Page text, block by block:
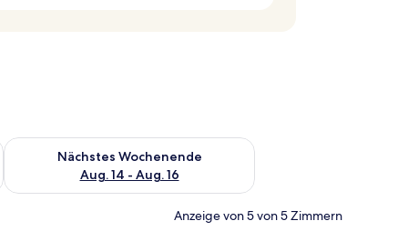
Aug. 7 - Aug. 9.
Nächstes Wochenende
Aug. 14 - Aug. 16
Überprüfe die Verfügbarkeit für nächstes Wochenende, Aug.
Anzeige von 5 von 5 Zimmern